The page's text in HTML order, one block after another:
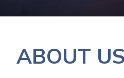
ABOUT US